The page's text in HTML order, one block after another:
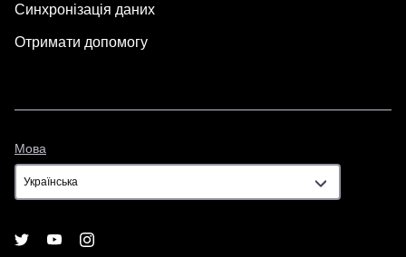
Синхронізація даних
Отримати допомогу
Мова